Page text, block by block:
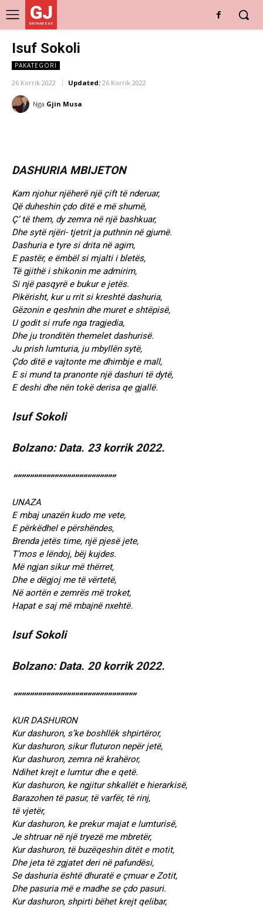
GJ
DRITARE E RE
Isuf Sokoli
PAKATEGORI
26 Korrik 2022 Updated: 26 Korrik 2022
Nga Gjin Musa
DASHURIA MBIJETON
Kam njohur njëherë një çift të nderuar,
Që duheshin çdo ditë e më shumë,
Ç’ të them, dy zemra në një bashkuar,
Dhe sytë njëri- tjetrit ja puthnin në gjumë.
Dashuria e tyre si drita në agim,
E pastër, e ëmbël si mjalti i bletës,
Të gjithë i shikonin me admirim,
Si një pasqyrë e bukur e jetës.
Pikërisht, kur u rrit si kreshtë dashuria,
Gëzonin e qeshnin dhe muret e shtëpisë,
U godit si rrufe nga tragjedia,
Dhe ju tronditën themelet dashurisë.
Ju prish lumturia, ju mbyllën sytë,
Çdo ditë e vajtonte me dhimbje e mall,
E si mund ta pranonte një dashuri të dytë,
E deshi dhe nën tokë derisa qe gjallë.
Isuf Sokoli
Bolzano: Data. 23 korrik 2022.
“””””””””””””””””””””””””
UNAZA
E mbaj unazën kudo me vete,
E përkëdhel e përshëndes,
Brenda jetës time, një pjesë jete,
T’mos e lëndoj, bëj kujdes.
Më ngjan sikur më thërret,
Dhe e dëgjoj me të vërtetë,
Në aortën e zemrës më troket,
Hapat e saj më mbajnë nxehtë.
Isuf Sokoli
Bolzano: Data. 20 korrik 2022.
“”””””””””””””””””””””””””””””
KUR DASHURON
Kur dashuron, s’ke boshllëk shpirtëror,
Kur dashuron, sikur fluturon nepër jetë,
Kur dashuron, zemra në krahëror,
Ndihet krejt e lumtur dhe e qetë.
Kur dashuron, ke ngjitur shkallët e hierarkisë,
Barazohen të pasur, të varfër, të rinj,
të vjetër,
Kur dashuron, ke prekur majat e lumturisë,
Je shtruar në një tryezë me mbretër,
Kur dashuron, të buzëqeshin ditët e motit,
Dhe jeta të zgjatet deri në pafundësi,
Se dashuria është dhuratë e çmuar e Zotit,
Dhe pasuria më e madhe se çdo pasuri.
Kur dashuron, shpirti bëhet krejt qelibar,